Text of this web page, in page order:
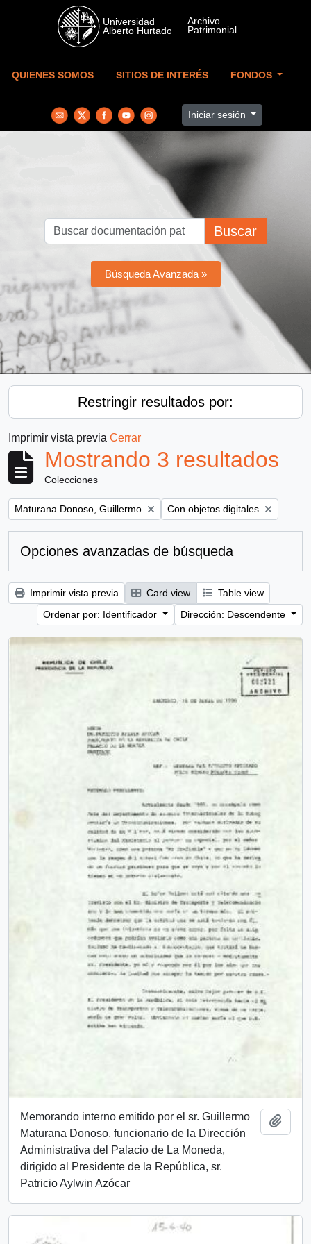
Skip to main content
QUIENES SOMOS SITIOS DE INTERÉS FONDOS
Iniciar sesión
Buscar
Búsqueda Avanzada »
Restringir resultados por:
Imprimir vista previa Cerrar
Mostrando 3 resultados
Colecciones
Remove filter:
Maturana Donoso, Guillermo Remove filter:
Con objetos digitales
Opciones avanzadas de búsqueda
Imprimir vista previa Card view
Table view
Ordenar por: Identificador
Dirección: Descendente
Memorando interno emitido por el sr. Guillermo
Maturana Donoso, funcionario de la Dirección
Administrativa del Palacio de La Moneda,
dirigido al Presidente de la República, sr.
Patricio Aylwin Azócar